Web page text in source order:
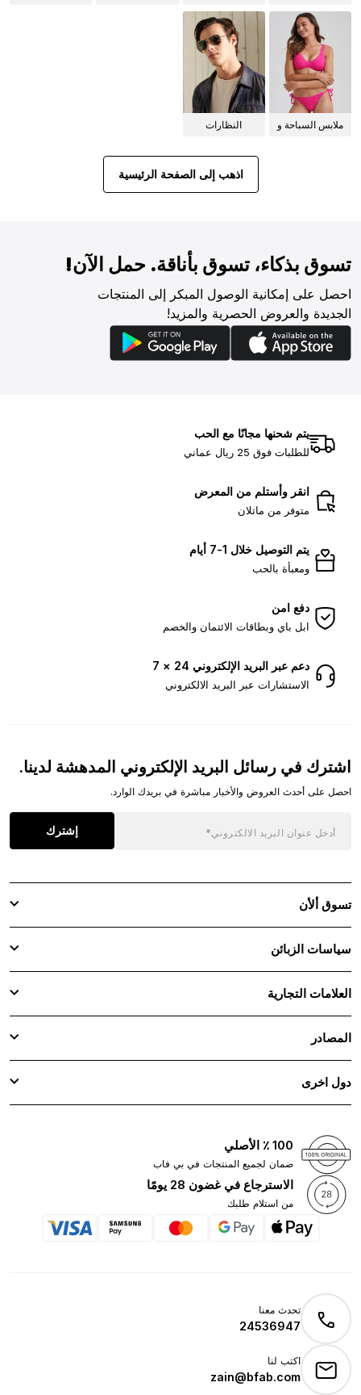
ملابس السباحة و
النظارات
اذهب إلى الصفحة الرئيسية
تسوق بذكاء، تسوق بأناقة. حمل الآن!
احصل على إمكانية الوصول المبكر إلى المنتجات
الجديدة والعروض الحصرية والمزيد!
يتم شحنها مجانًا مع الحب
للطلبات فوق 25 ريال عماني
انقر وأستلم من المعرض
متوفر من ماتلان
يتم التوصيل خلال 1-7 أيام
ومعبأة بالحب
دفع امن
ابل باي وبطاقات الائتمان والخصم
دعم عبر البريد الإلكتروني 24 × 7
الاستشارات عبر البريد الالكتروني
اشترك في رسائل البريد الإلكتروني المدهشة لدينا.
احصل على أحدث العروض والأخبار مباشرة في بريدك الوارد.
إشترك
تسوق ألأن
سياسات الزبائن
العلامات التجارية
المصادر
دول اخرى
100 ٪ الأصلي
ضمان لجميع المنتجات في بي فاب
الاسترجاع في غضون 28 يومًا
من استلام طلبك
تحدث معنا
24536947
اكتب لنا
zain@bfab.com